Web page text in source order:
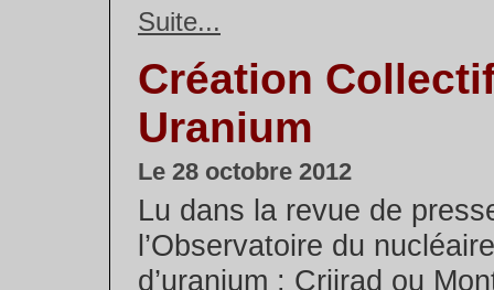
Suite...
Création
Uranium
Le 28 octobre 2012
Lu dans la revue de
l’Observatoire du
d’uranium : Criirad ou